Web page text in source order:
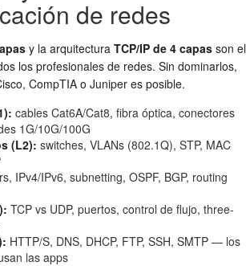
de redes
y la arquitectura TCP/IP de 4 capas son el
los profesionales de redes. Sin dominarlos,
CompTIA o Juniper es posible.
cables Cat6A/Cat8, fibra óptica, conectores
1G/10G/100G
(L2): switches, VLANs (802.1Q), STP, MAC
IPv4/IPv6, subnetting, OSPF, BGP, routing
TCP vs UDP, puertos, control de flujo, three-
HTTP/S, DNS, DHCP, FTP, SSH, SMTP — los
las apps